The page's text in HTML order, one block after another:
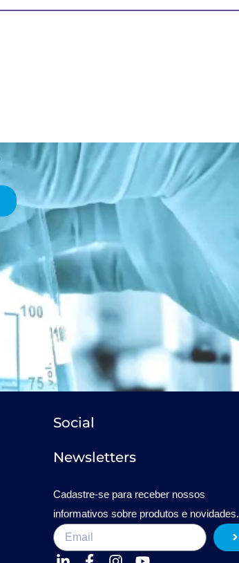
Social
Newsletters
Cadastre-se para receber nossos
informativos sobre produtos e novidades.